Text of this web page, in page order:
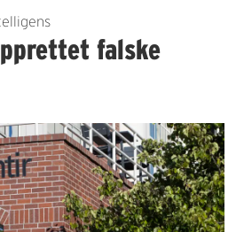
falske